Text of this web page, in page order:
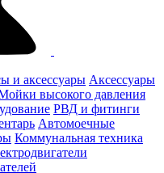
и аксессуары Аксессуары
высокого давления
РВД и фитинги
Автомоечные
Коммунальная техника